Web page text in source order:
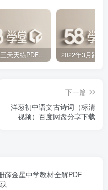
小学五三天天练PDF（压缩打包）百度网盘分享下载
下一篇
洋葱初中语文古诗词（标清
视频）百度网盘分享下载
薛金星中学教材全解PDF